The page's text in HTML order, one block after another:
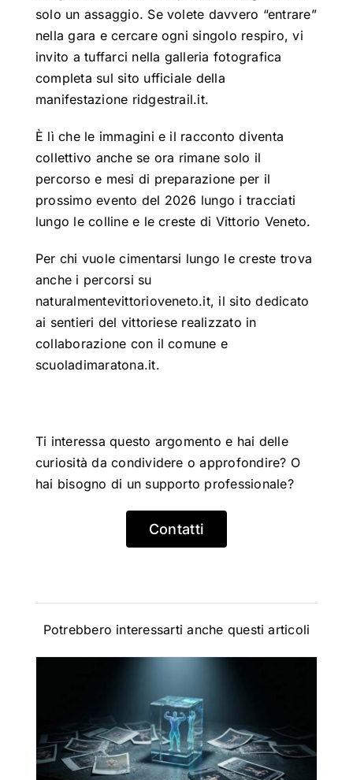
solo un assaggio. Se volete davvero “entrare”
nella gara e cercare ogni singolo respiro, vi
invito a tuffarci nella galleria fotografica
completa sul sito ufficiale della
manifestazione ridgestrail.it.
È lì che le immagini e il racconto diventa
collettivo anche se ora rimane solo il
percorso e mesi di preparazione per il
prossimo evento del 2026 lungo i tracciati
lungo le colline e le creste di Vittorio Veneto.
Per chi vuole cimentarsi lungo le creste trova
anche i percorsi su
naturalmentevittorioveneto.it, il sito dedicato
ai sentieri del vittoriese realizzato in
collaborazione con il comune e
scuoladimaratona.it.
Ti interessa questo argomento e hai delle
curiosità da condividere o approfondire? O
hai bisogno di un supporto professionale?
Contatti
Potrebbero interessarti anche questi articoli